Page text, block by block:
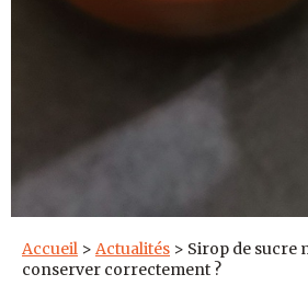
Accueil > Actualités > Sirop de sucre
conserver correctement ?